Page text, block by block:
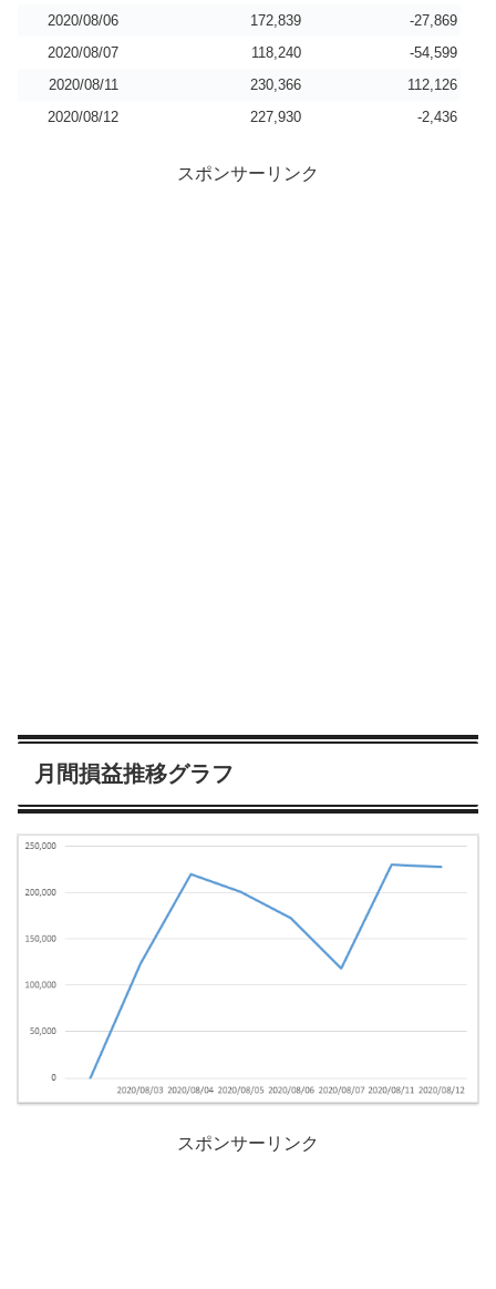
2020/08/06
172,839
-27,869
2020/08/07
118,240
-54,599
2020/08/11
230,366
112,126
2020/08/12
227,930 -2,436
スポンサーリンク
月間損益推移グラフ
スポンサーリンク